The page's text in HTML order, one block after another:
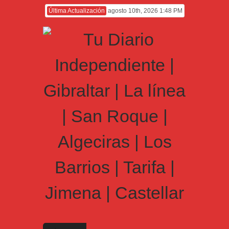
Última Actualización agosto 10th, 2026 1:48 PM